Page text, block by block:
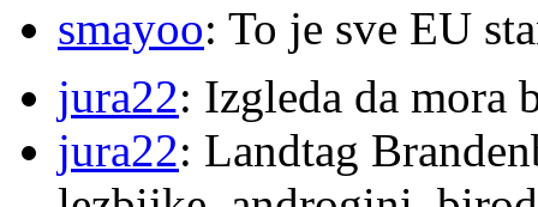
smayoo: To je sve EU
jura22: Izgleda da mora
jura22: Landtag